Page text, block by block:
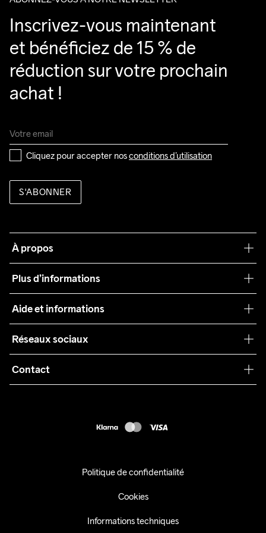
Inscrivez-vous maintenant
et bénéficiez de 15 % de
réduction sur votre prochain
achat !
Cliquez pour accepter nos conditions d’utilisation
S'ABONNER
À propos
Plus d’informations
Teamwear
Durabilité
Collaborations
Aide et informations
Conditions générales
Retours
Réseaux sociaux
Contact
Politique de confidentialité
Cookies
Informations techniques